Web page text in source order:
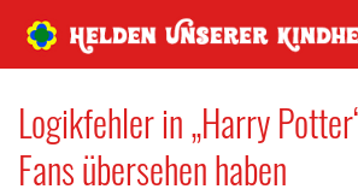
Logikfehler in „Harry
Fans übersehen haben